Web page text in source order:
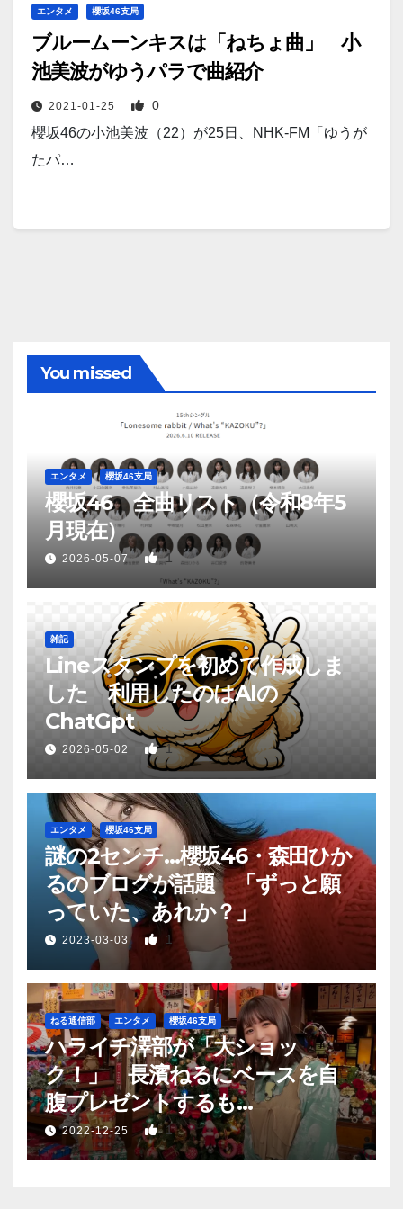
エンタメ 櫻坂46支局
ブルームーンキスは「ねちょ曲」 小
池美波がゆうパラで曲紹介
2021-01-25 0
櫻坂46の小池美波（22）が25日、NHK-FM「ゆうが
たパ…
You missed
エンタメ 櫻坂46支局
櫻坂46 全曲リスト（令和8年5
月現在）
2026-05-07 1
雑記
Lineスタンプを初めて作成しま
した 利用したのはAIの
ChatGpt
2026-05-02 1
エンタメ 櫻坂46支局
謎の2センチ…櫻坂46・森田ひか
るのブログが話題 「ずっと願
っていた、あれか？」
2023-03-03 1
ねる通信部 エンタメ 櫻坂46支局
ハライチ澤部が「大ショッ
ク！」 長濱ねるにベースを自
腹プレゼントするも…
2022-12-25 1